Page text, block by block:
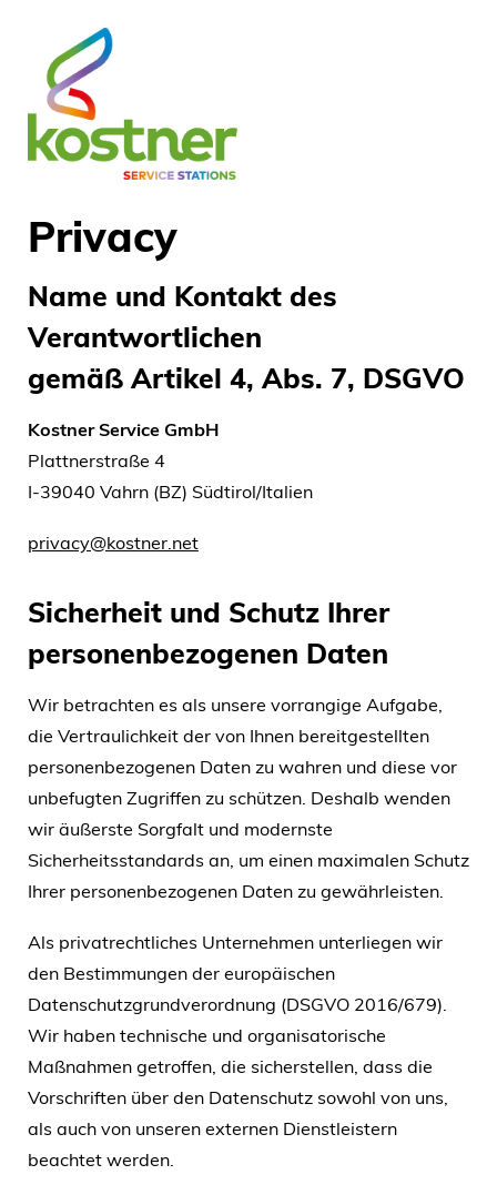
Privacy
Name und Kontakt des
Verantwortlichen
gemäß Artikel 4, Abs. 7, DSGVO
Kostner Service GmbH
Plattnerstraße 4
I-39040 Vahrn (BZ) Südtirol/Italien
privacy@kostner.net
Sicherheit und Schutz Ihrer
personenbezogenen Daten
Wir betrachten es als unsere vorrangige Aufgabe,
die Vertraulichkeit der von Ihnen bereitgestellten
personenbezogenen Daten zu wahren und diese vor
unbefugten Zugriffen zu schützen. Deshalb wenden
wir äußerste Sorgfalt und modernste
Sicherheitsstandards an, um einen maximalen Schutz
Ihrer personenbezogenen Daten zu gewährleisten.
Als privatrechtliches Unternehmen unterliegen wir
den Bestimmungen der europäischen
Datenschutzgrundverordnung (DSGVO 2016/679).
Wir haben technische und organisatorische
Maßnahmen getroffen, die sicherstellen, dass die
Vorschriften über den Datenschutz sowohl von uns,
als auch von unseren externen Dienstleistern
beachtet werden.